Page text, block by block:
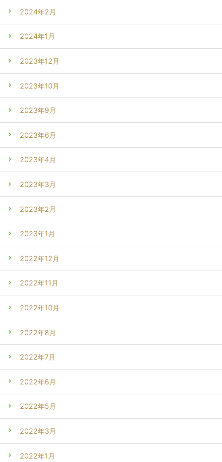
2024年2月
2024年1月
2023年12月
2023年10月
2023年9月
2023年6月
2023年4月
2023年3月
2023年2月
2023年1月
2022年12月
2022年11月
2022年10月
2022年8月
2022年7月
2022年6月
2022年5月
2022年3月
2022年1月